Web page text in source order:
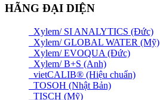
HÃNG ĐẠI DIỆN
Xylem/ SI ANALYTICS (Đức)
Xylem/ GLOBAL WATER (Mỹ)
Xylem/ EVOQUA (Đức)
Xylem/ B+S (Anh)
vietCALIB® (Hiệu chuẩn)
TOSOH (Nhật Bản)
TISCH (Mỹ)